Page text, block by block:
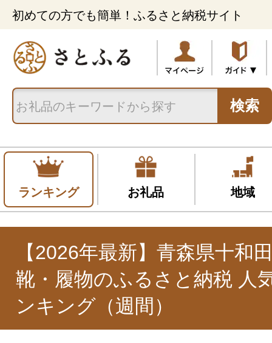
初めての方でも簡単！ふるさと納税サイト
検索
ランキング お礼品 地域
【2026年最新】青森県十和
靴・履物のふるさと納税 人
ンキング（週間）